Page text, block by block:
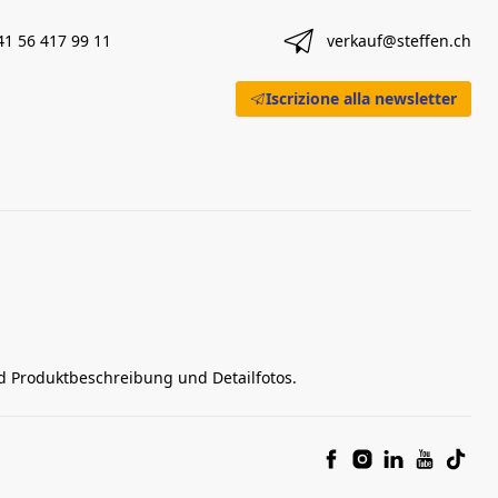
56 417 99 11 verkauf@steffen.ch
Iscrizione alla newsletter
und Detailfotos.